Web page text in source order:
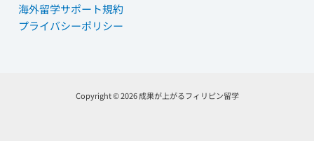
海外留学サポート規約
プライバシーポリシー
Copyright © 2026 成果が上がるフィリピン留学